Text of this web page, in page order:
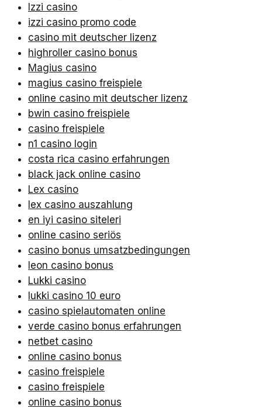
Izzi casino
izzi casino promo code
casino mit deutscher lizenz
highroller casino bonus
Magius casino
magius casino freispiele
online casino mit deutscher lizenz
bwin casino freispiele
casino freispiele
n1 casino login
costa rica casino erfahrungen
black jack online casino
Lex casino
lex casino auszahlung
en iyi casino siteleri
online casino seriös
casino bonus umsatzbedingungen
leon casino bonus
Lukki casino
lukki casino 10 euro
casino spielautomaten online
verde casino bonus erfahrungen
netbet casino
online casino bonus
casino freispiele
casino freispiele
online casino bonus